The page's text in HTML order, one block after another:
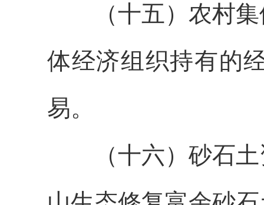
（十五）农村
体经济组织持有的
易。
（十六） 砂石